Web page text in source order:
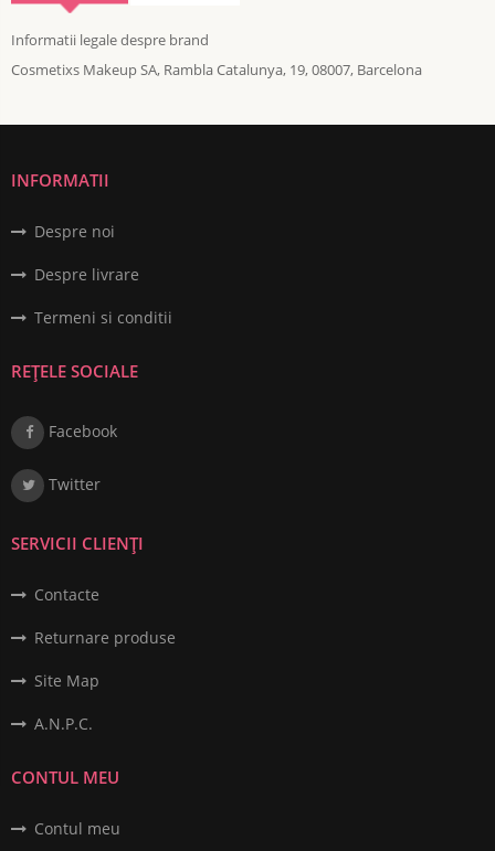
Informatii legale despre brand
Cosmetixs Makeup SA, Rambla Catalunya, 19, 08007, Barcelona
INFORMATII
Despre noi
Despre livrare
Termeni si conditii
REȚELE SOCIALE
Facebook
Twitter
SERVICII CLIENȚI
Contacte
Returnare produse
Site Map
A.N.P.C.
CONTUL MEU
Contul meu